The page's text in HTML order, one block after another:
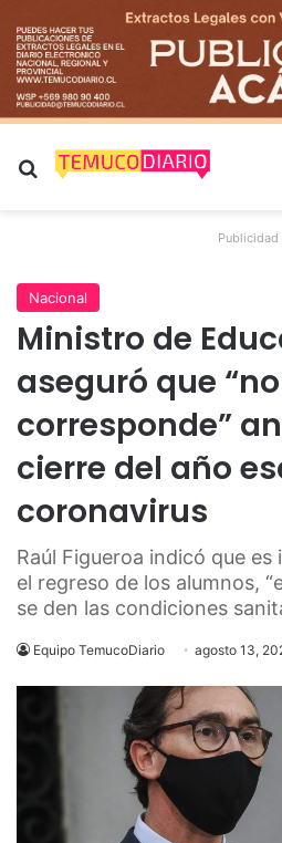
Buscar por
Publicidad
Nacional
Ministro de
aseguró que “no
corresponde”
cierre del año
coronavirus
Raúl Figueroa indicó que
el regreso de los alumnos,
se den las condiciones
Equipo TemucoDiario agosto 13,